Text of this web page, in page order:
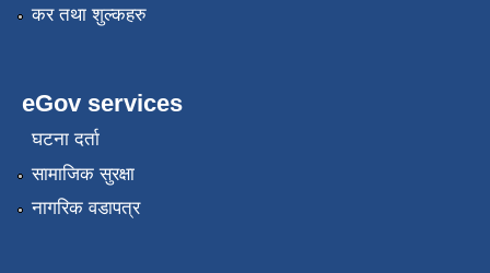
कर तथा शुल्कहरु
eGov services
घटना दर्ता
सामाजिक सुरक्षा
नागरिक वडापत्र